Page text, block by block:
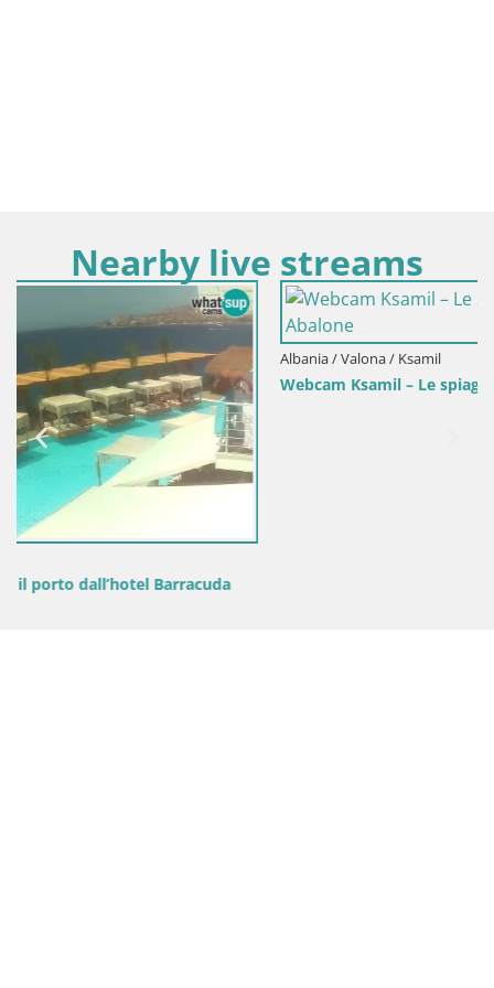
Nearby live streams
Albania / Valona / Ksamil
Webcam Ksamil – Le spiagge e le 3 isole dal Hotel Abalone